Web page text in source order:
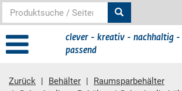
clever - kreativ - nachhaltig -
passend
Zurück Behälter
Raumsparbehälter